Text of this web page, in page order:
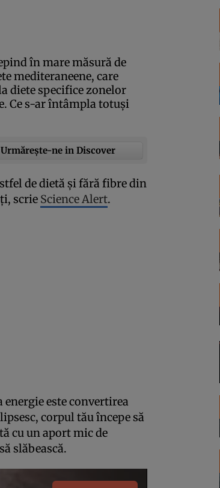
în mare măsură de
mediteraneene, care
diete specifice zonelor
Ce s-ar întâmpla totuşi
Urmărește-ne in Discover
de dietă şi fără fibre din
scrie Science Alert.
energie este convertirea
corpul tău începe să
cu un aport mic de
slăbească.